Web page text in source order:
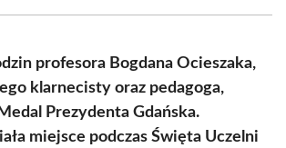
profesora Bogdana Ocieszaka,
klarnecisty oraz pedagoga,
Prezydenta Gdańska.
miejsce podczas Święta Uczelni